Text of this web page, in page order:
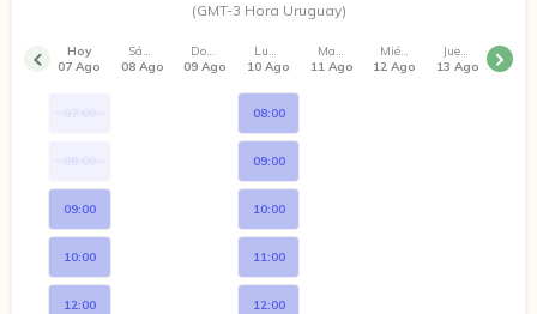
(GMT-3 Hora Uruguay)
Hoy
07 Ago
09:00
10:00
12:00
Sábado
08 Ago
Domingo
09 Ago
Lunes
10 Ago
08:00
09:00
10:00
11:00
12:00
Martes
11 Ago
Miércoles
12 Ago
Jueves
13 Ago